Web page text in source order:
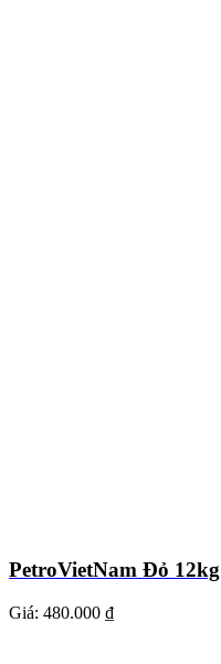
PetroVietNam Đỏ 12kg
Giá: 480.000 ₫